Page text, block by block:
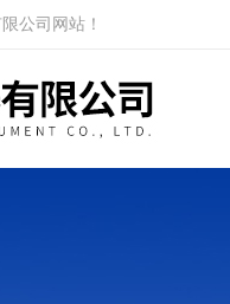
公司网站！